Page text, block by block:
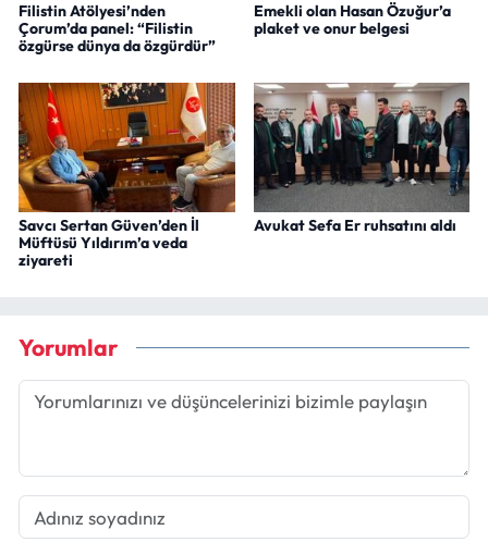
Filistin Atölyesi’nden
Çorum’da panel: “Filistin
özgürse dünya da özgürdür”
Emekli olan Hasan Özuğur’a
plaket ve onur belgesi
Savcı Sertan Güven’den İl
Müftüsü Yıldırım’a veda
ziyareti
Avukat Sefa Er ruhsatını aldı
Yorumlar